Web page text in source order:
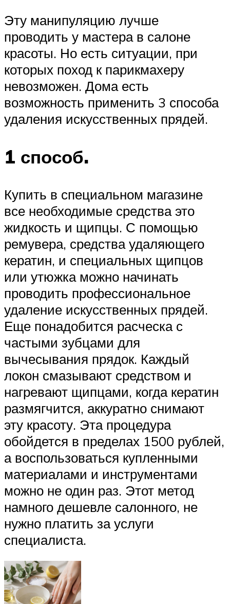
Эту манипуляцию лучше
проводить у мастера в салоне
красоты. Но есть ситуации, при
которых поход к парикмахеру
невозможен. Дома есть
возможность применить 3 способа
удаления искусственных прядей.
1 способ.
Купить в специальном магазине
все необходимые средства это
жидкость и щипцы. С помощью
ремувера, средства удаляющего
кератин, и специальных щипцов
или утюжка можно начинать
проводить профессиональное
удаление искусственных прядей.
Еще понадобится расческа с
частыми зубцами для
вычесывания прядок. Каждый
локон смазывают средством и
нагревают щипцами, когда кератин
размягчится, аккуратно снимают
эту красоту. Эта процедура
обойдется в пределах 1500 рублей,
а воспользоваться купленными
материалами и инструментами
можно не один раз. Этот метод
намного дешевле салонного, не
нужно платить за услуги
специалиста.